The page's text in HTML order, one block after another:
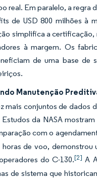
real. Em paralelo, a regra
de USD 800 milhões à
simplifica a
à margem. Os
de uma base de
Manutenção
mais conjuntos de dados
da NASA
com o
de voo,
do C-130.[2] A
de sistema que